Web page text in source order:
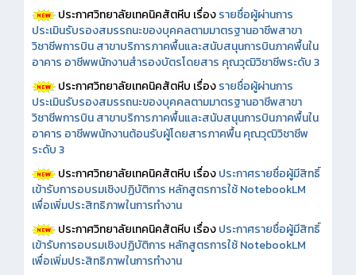
ประกาศวิทยาลัยเทคนิคสัตหีบ เรื่องรายชื่อผู้ผ่านการ
ประเมินรับรองสมรรถนะของบุคคลตามมาตรฐานอาชีพสาขา
วิชาชีพการบิน สาขาบริการภาคพื้นและสนับสนุนการบินภาคพื้นใน
อาคาร อาชีพพนักงานสำรองบัตรโดยสาร คุณวุฒิวิชาชีพระดับ 3
ประกาศวิทยาลัยเทคนิคสัตหีบ เรื่องรายชื่อผู้ผ่านการ
ประเมินรับรองสมรรถนะของบุคคลตามมาตรฐานอาชีพสาขา
วิชาชีพการบิน สาขาบริการภาคพื้นและสนับสนุนการบินภาคพื้นใน
อาคาร อาชีพพนักงานต้อนรับผู้โดยสารภาคพื้น คุณวุฒิวิชาชีพ
ระดับ 3
ประกาศวิทยาลัยเทคนิคสัตหีบ เรื่องประกาศรายชื่อผู้มีสิทธิ์
เข้ารับการอบรมเชิงปฏิบัติการ หลักสูตรการใช้ NotebookLM
เพื่อเพิ่มประสิทธิภาพในการทำงาน
ประกาศวิทยาลัยเทคนิคสัตหีบ เรื่องประกาศรายชื่อผู้มีสิทธิ์
เข้ารับการอบรมเชิงปฏิบัติการ หลักสูตรการใช้ NotebookLM
เพื่อเพิ่มประสิทธิภาพในการทำงาน